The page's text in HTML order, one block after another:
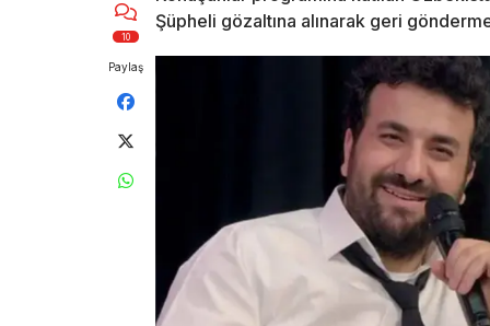
10
Paylaş
Şüpheli gözaltına alınarak geri